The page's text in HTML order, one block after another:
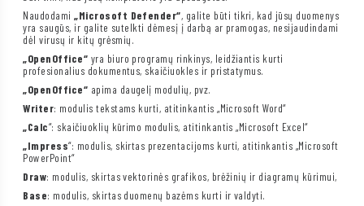
Naudodami„Microsoft Defender“, galite būti tikri, kad jūsų duomenys
yra saugūs, ir galite sutelkti dėmesį į darbą ar pramogas, nesijaudindami
dėl virusų ir kitų grėsmių.
„OpenOffice“ yra biuro programų rinkinys, leidžiantis kurti
profesionalius dokumentus, skaičiuokles ir pristatymus.
„OpenOffice“ apima daugelį modulių, pvz.
Writer: modulis tekstams kurti, atitinkantis „Microsoft Word“
„Calc“: skaičiuoklių kūrimo modulis, atitinkantis „Microsoft Excel“
„Impress“: modulis, skirtas prezentacijoms kurti, atitinkantis „Microsoft
PowerPoint“
Draw: modulis, skirtas vektorinės grafikos, brėžinių ir diagramų kūrimui,
Base: modulis, skirtas duomenų bazėms kurti ir valdyti.